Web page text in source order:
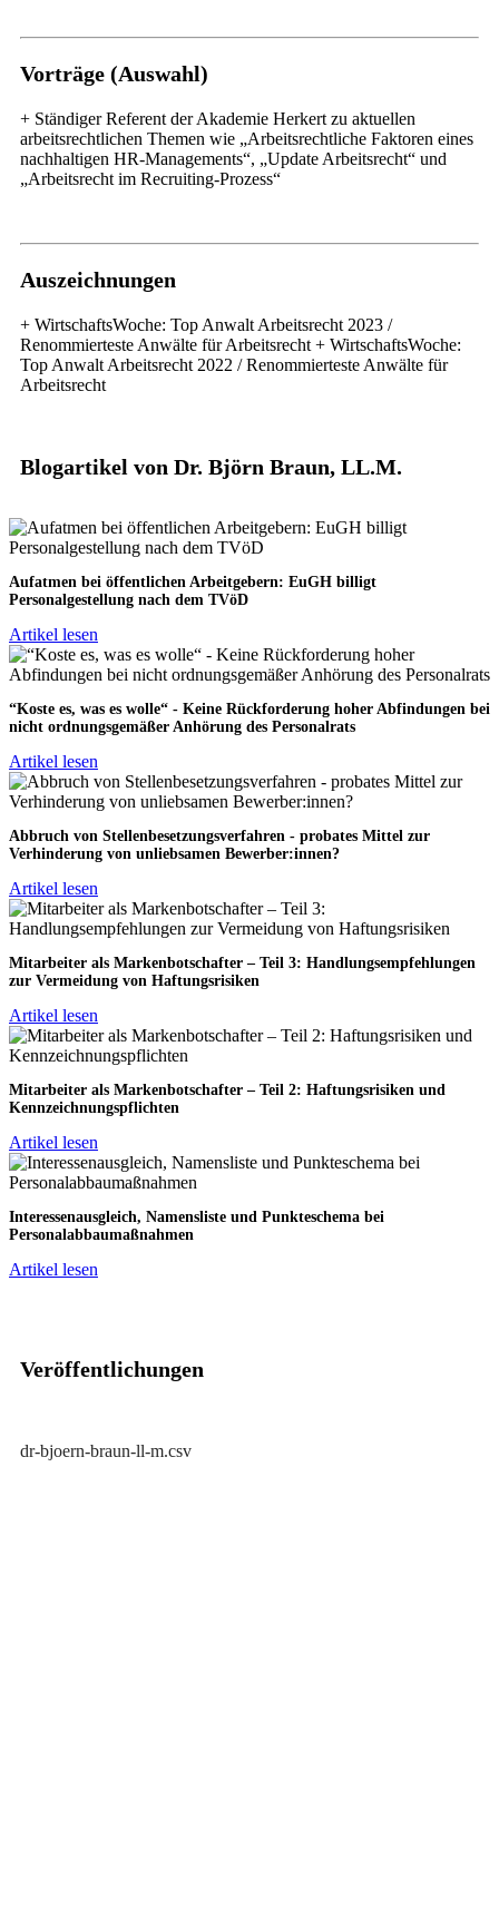
Vorträge (Auswahl)
+ Ständiger Referent der Akademie Herkert zu aktuellen
arbeitsrechtlichen Themen wie „Arbeitsrechtliche Faktoren eines
nachhaltigen HR-Managements“, „Update Arbeitsrecht“ und
„Arbeitsrecht im Recruiting-Prozess“
Auszeichnungen
+ WirtschaftsWoche: Top Anwalt Arbeitsrecht 2023 /
Renommierteste Anwälte für Arbeitsrecht + WirtschaftsWoche:
Top Anwalt Arbeitsrecht 2022 / Renommierteste Anwälte für
Arbeitsrecht
Blogartikel von Dr. Björn Braun, LL.M.
Aufatmen bei öffentlichen Arbeitgebern: EuGH billigt
Personalgestellung nach dem TVöD
Artikel lesen
“Koste es, was es wolle“ - Keine Rückforderung hoher Abfindungen bei
nicht ordnungsgemäßer Anhörung des Personalrats
Artikel lesen
Abbruch von Stellenbesetzungsverfahren - probates Mittel zur
Verhinderung von unliebsamen Bewerber:innen?
Artikel lesen
Mitarbeiter als Markenbotschafter – Teil 3: Handlungsempfehlungen
zur Vermeidung von Haftungsrisiken
Artikel lesen
Mitarbeiter als Markenbotschafter – Teil 2: Haftungsrisiken und
Kennzeichnungspflichten
Artikel lesen
Interessenausgleich, Namensliste und Punkteschema bei
Personalabbaumaßnahmen
Artikel lesen
Veröffentlichungen
dr-bjoern-braun-ll-m.csv